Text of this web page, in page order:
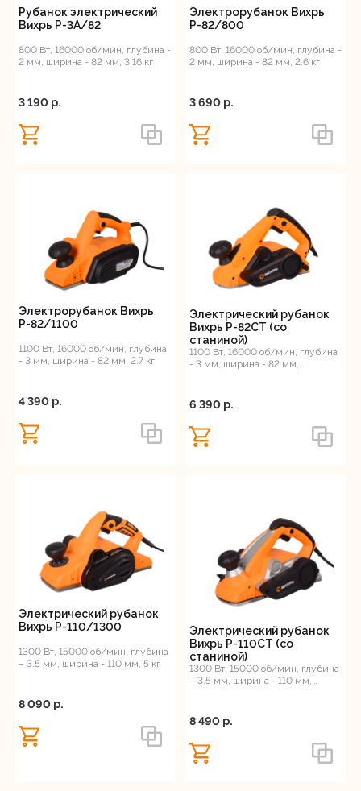
Рубанок электрический
Вихрь Р-3А/82
800 Вт, 16000 об/мин, глубина -
2 мм, ширина - 82 мм, 3.16 кг
3 190 p.
Электрорубанок Вихрь
Р-82/800
800 Вт, 16000 об/мин, глубина -
2 мм, ширина - 82 мм, 2.6 кг
3 690 p.
Электрорубанок Вихрь
Р-82/1100
1100 Вт, 16000 об/мин, глубина
- 3 мм, ширина - 82 мм, 2.7 кг
4 390 p.
Электрический рубанок
Вихрь Р-82СТ (со
станиной)
1100 Вт, 16000 об/мин, глубина
- 3 мм, ширина - 82 мм,
6 390 p.
Электрический рубанок
Вихрь Р-110/1300
1300 Вт, 15000 об/мин, глубина
– 3.5 мм, ширина - 110 мм, 5 кг
8 090 p.
Электрический рубанок
Вихрь Р-110СТ (со
станиной)
1300 Вт, 15000 об/мин, глубина
– 3.5 мм, ширина - 110 мм,
8 490 p.
Глубина строгания, мм
Регистрация